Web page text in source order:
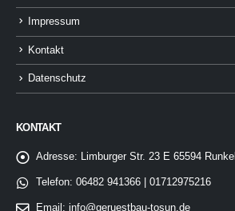
Impressum
Kontakt
Datenschutz
KONTAKT
Adresse: Limburger Str. 23 E 65594 Runkel
Telefon: 06482 941366 | 01712975216
Email: info@geruestbau-tosun.de